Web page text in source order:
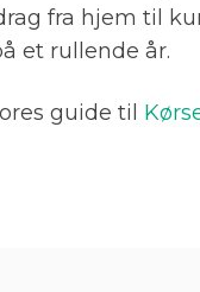
fra hjem til
et rullende år.
guide til